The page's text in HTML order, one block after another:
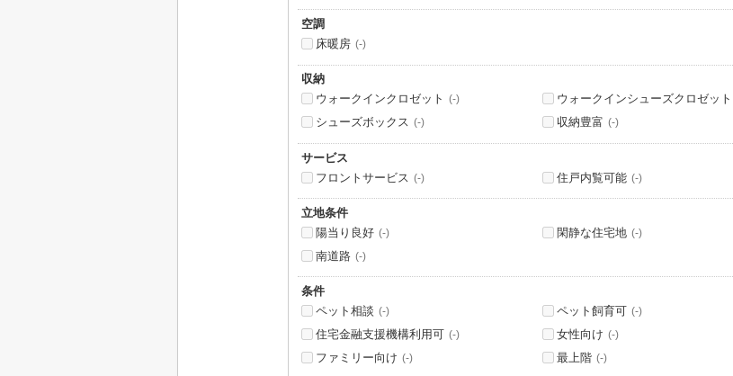
空調
床暖房 (-)
収納
ウォークインクロゼット
(-) ウォークインシューズクロゼット
シューズボックス (-) 収納豊富 (-)
サービス
フロントサービス (-) 住戸内覧可能 (-)
立地条件
陽当り良好 (-) 閑静な住宅地 (-)
南道路 (-)
条件
ペット相談 (-) ペット飼育可 (-)
住宅金融支援機構利用可 (-) 女性向け (-)
ファミリー向け (-) 最上階 (-)